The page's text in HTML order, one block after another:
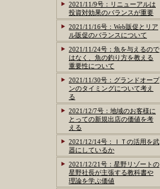
2021/11/9号：リニューアルは
投資対効果のバランスが重要
2021/11/16号：Web販促とリア
ル販促のバランスについて
2021/11/24号：魚を与えるので
はなく、魚の釣り方を教える
重要性について
2021/11/30号：グランドオープ
ンのタイミングについて考え
る
2021/12/7号：地域のお客様に
とっての新規出店の価値を考
える
2021/12/14号：ＩＴの活用を武
器にしているか
2021/12/21号：星野リゾートの
星野社長が主張する教科書や
理論を学ぶ価値